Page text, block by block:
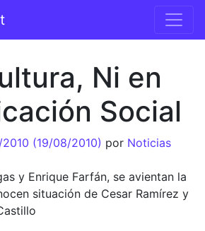
principal
Ni en
Social
(19/08/2010) por Noticias
y Enrique Farfán, se avientan la
situación de Cesar Ramírez y